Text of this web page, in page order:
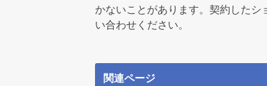
かないことがあります。契約したシ
い合わせください。
関連ページ